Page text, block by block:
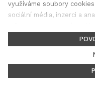
naostro s tim
31 Miroslav Franěk
sem si splet
využíváme soubory
sociální média, inzerci a
patičce webu. Podrobnější
ochrany osobních údajů a